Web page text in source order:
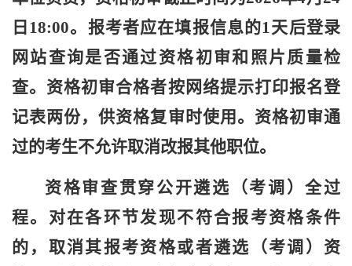
日18:00。报考者应在填报信息的1天后登录
网站查询是否通过资格初审和照片质量检
查。资格初审合格者按网络提示打印报名登
记表两份，供资格复审时使用。资格初审通
过的考生不允许取消改报其他职位。
资格审查贯穿公开遴选（考调）全过
程。 对在各环节发现不符合报考资格条件
的，取消其报考资格或者遴选（考调）资